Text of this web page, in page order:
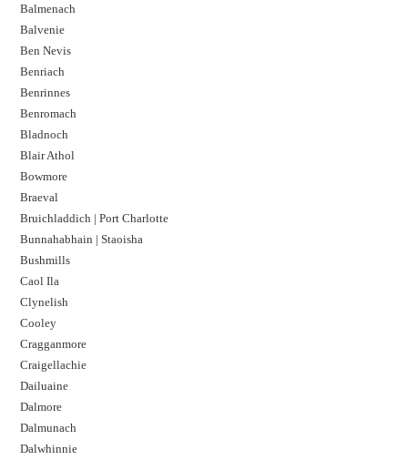
Balmenach
Balvenie
Ben Nevis
Benriach
Benrinnes
Benromach
Bladnoch
Blair Athol
Bowmore
Braeval
Bruichladdich | Port Charlotte
Bunnahabhain | Staoisha
Bushmills
Caol Ila
Clynelish
Cooley
Cragganmore
Craigellachie
Dailuaine
Dalmore​
Dalmunach
Dalwhinnie